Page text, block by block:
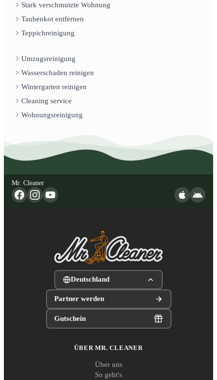
Stark verschmutzte Wohnung
Taubenkot entfernen
Teppichreinigung
Umzugsreinigung
Wasserschaden reinigen
Wintergarten reinigen
Cleaning service
Wohnungsreinigung
Mr. Cleaner
Deutschland
Partner werden
Gutschein
ÜBER MR. CLEANER
Über uns
So geht's